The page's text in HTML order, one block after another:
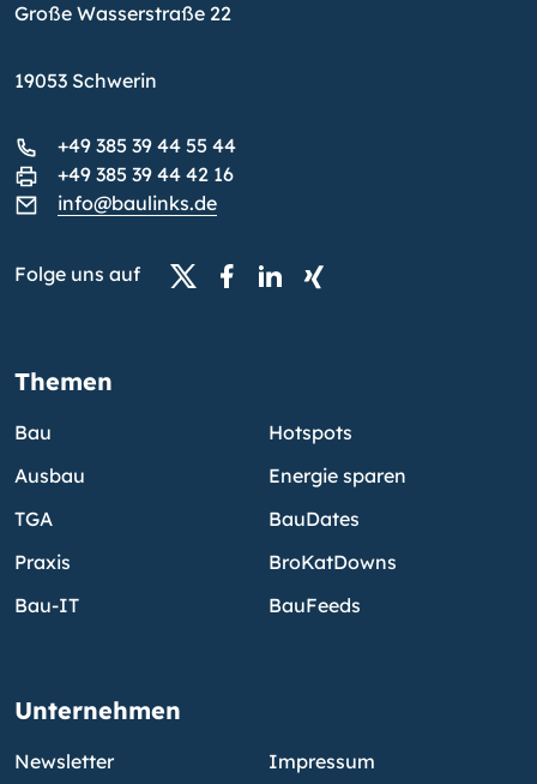
Große Wasserstraße 22
19053 Schwerin
+49 385 39 44 55 44
+49 385 39 44 42 16
info@baulinks.de
Folge uns auf
Themen
Bau
Ausbau
TGA
Praxis
Bau-IT
Hotspots
Energie sparen
BauDates
BroKatDowns
BauFeeds
Unternehmen
Newsletter Impressum